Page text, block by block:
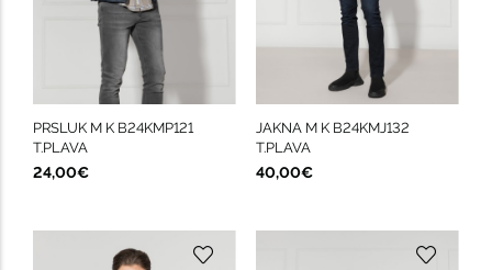
PRSLUK M K B24KMP121
T.PLAVA
24,00€
JAKNA M K B24KMJ132
T.PLAVA
40,00€